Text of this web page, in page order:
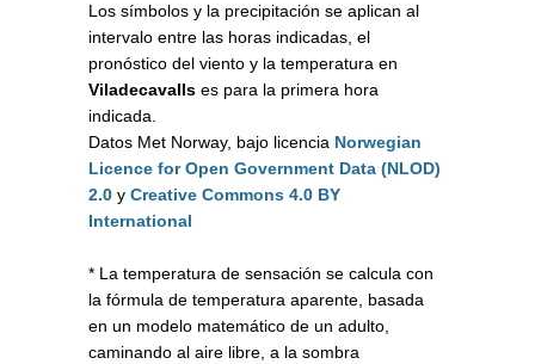
Los símbolos y la precipitación se aplican al
intervalo entre las horas indicadas, el
pronóstico del viento y la temperatura en
Viladecavalls es para la primera hora
indicada.
Datos Met Norway, bajo licencia Norwegian
Licence for Open Government Data (NLOD)
2.0 y Creative Commons 4.0 BY
International
* La temperatura de sensación se calcula con
la fórmula de temperatura aparente, basada
en un modelo matemático de un adulto,
caminando al aire libre, a la sombra